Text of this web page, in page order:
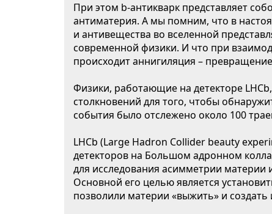
При этом b-антикварк представляет
антиматерия. А мы помним, что в
и антивещества во вселенной
современной физики. И что при
происходит аннигиляция –
Физики, работающие на детекторе
столкновений для того, чтобы
события было отслежено около 100
LHCb (Large Hadron Collider beauty
детекторов на Большом адронном
для исследования асимметрии материи
Основной его целью является
позволили материи «выжить» и